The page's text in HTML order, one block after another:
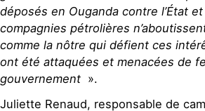
déposés en Ouganda contre l’État et
compagnies pétrolières
comme la nôtre qui défient ces
ont été attaquées et menacées de
gouvernement ».
Juliette Renaud, responsable de